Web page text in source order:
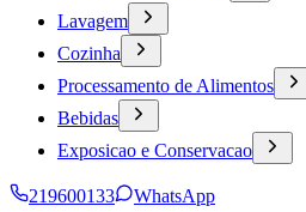
Lavagem
Cozinha
Processamento de Alimentos
Bebidas
Exposicao e Conservacao
219600133
WhatsApp